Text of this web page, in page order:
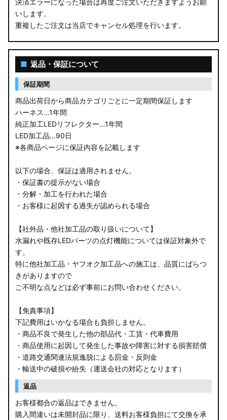
決済エラーになった場合は再度ご注文いただきますようお願
いします。
重複したご注文は当店でキャンセル処理を行います。
■ 返品・保証について
保証期間
商品出荷日から商品カテゴリごとに一定期間保証します
ハーネス…1年間
純正加工LEDリフレクター…1年間
LED加工品…90日
※各商品ページに保証内容を記載します
以下の場合、保証は適用されません。
・保証書の提示がない場合
・分解・加工を行われた場合
・お客様に起因する過失が認められる場合
【社外品・他社加工品の取り扱いについて】
水漏れや既存LEDパーツの点灯機能については保証対象外で
す。
特に他社加工品・ヤフオク加工品への施工は、品質にばらつ
きがありますので
ご不明な点などは必ず事前にお問い合わせください。
【免責事項】
下記費用はいかなる場合も負担しません。
・商品不良で発生した他の部品代・工賃・代車費用
・商品使用に起因して発生した事故や障害に対する損害賠償
・道路交通関連法規逸脱による罰金・反則金
・輸送中の破損や紛失（運送会社の対応となります）
返品
お客様都合の返品はできません。
購入間違いは未開封品に限り、送料お客様負担にて交換を承